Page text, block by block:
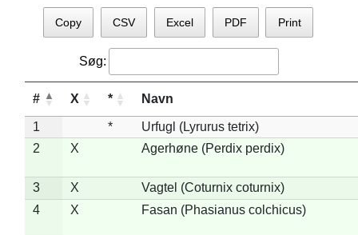
Copy CSV Excel PDF Print
Søg:
# X * Navn
1 *
Urfugl (Lyrurus tetrix)
2
X Agerhøne (Perdix perdix)
3 X
Vagtel (Coturnix coturnix)
4
X Fasan (Phasianus colchicus)